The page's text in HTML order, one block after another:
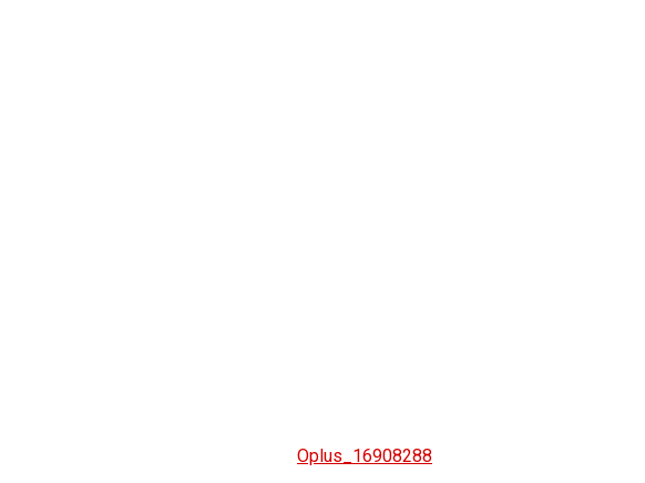
Oplus_16908288